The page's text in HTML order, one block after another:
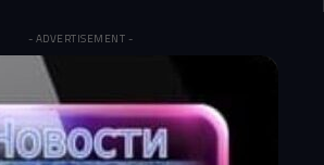
- ADVERTISEMENT -